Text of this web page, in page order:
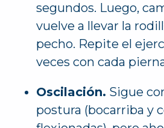
segundos. Luego,
vuelve a llevar la
pecho. Repite el
veces con cada
Oscilación. Sigue
postura (bocarriba y